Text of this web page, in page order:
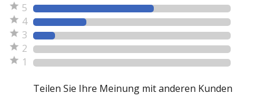
5
4
3
2
1
Teilen Sie Ihre Meinung mit anderen Kunden